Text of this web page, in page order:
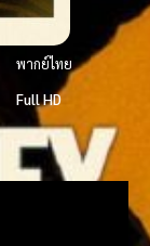
พากย์ไทย
Full HD